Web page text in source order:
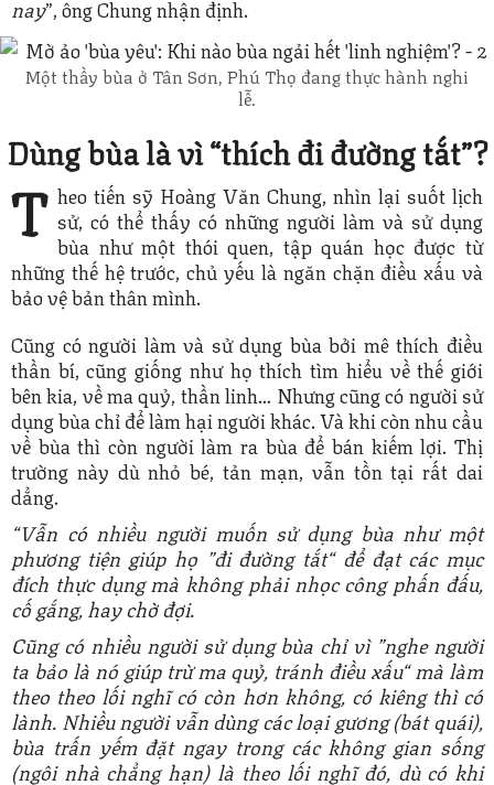
nay”, ông Chung nhận định.
Một thầy bùa ở Tân Sơn, Phú Thọ đang thực hành nghi
lễ.
Dùng bùa là vì “thích đi đường tắt”?
T heo tiến sỹ Hoàng Văn Chung, nhìn lại suốt lịch
sử, có thể thấy có những người làm và sử dụng
bùa như một thói quen, tập quán học được từ
những thế hệ trước, chủ yếu là ngăn chặn điều xấu và
bảo vệ bản thân mình.
Cũng có người làm và sử dụng bùa bởi mê thích điều
thần bí, cũng giống như họ thích tìm hiểu về thế giới
bên kia, về ma quỷ, thần linh… Nhưng cũng có người sử
dụng bùa chỉ để làm hại người khác. Và khi còn nhu cầu
về bùa thì còn người làm ra bùa để bán kiếm lợi. Thị
trường này dù nhỏ bé, tản mạn, vẫn tồn tại rất dai
dẳng.
“Vẫn có nhiều người muốn sử dụng bùa như một
phương tiện giúp họ ”đi đường tắt“ để đạt các mục
đích thực dụng mà không phải nhọc công phấn đấu,
cố gắng, hay chờ đợi.
Cũng có nhiều người sử dụng bùa chỉ vì ”nghe người
ta bảo là nó giúp trừ ma quỷ, tránh điều xấu“ mà làm
theo theo lối nghĩ có còn hơn không, có kiêng thì có
lành. Nhiều người vẫn dùng các loại gương (bát quái),
bùa trấn yếm đặt ngay trong các không gian sống
(ngôi nhà chẳng hạn) là theo lối nghĩ đó, dù có khi